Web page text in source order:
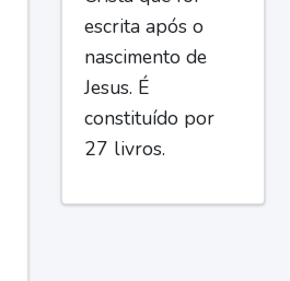
escrita após o
nascimento de
Jesus. É
constituído por
27 livros.